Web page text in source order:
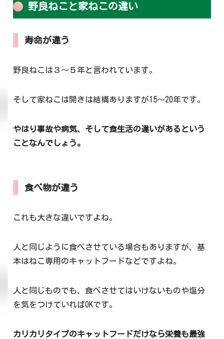
野良ねこと家ねこの違い
寿命が違う
野良ねこは３～５年と言われています。
そして家ねこは開きは結構ありますが15～20年です。
やはり事故や病気、そして食生活の違いがあるという
ことなんでしょう。
食べ物が違う
これも大きな違いですよね。
人と同じように食べさせている場合もありますが、基
本はねこ専用のキャットフードなどですよね。
人と同じものでも、食べさせてはいけないものや塩分
を気をつけていればOKです。
カリカリタイプのキャットフードだけなら栄養も最強